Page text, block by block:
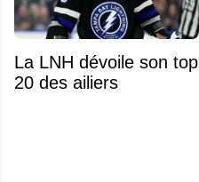
La LNH dévoile son top
20 des ailiers